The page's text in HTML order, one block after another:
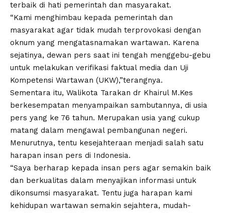
terbaik di hati pemerintah dan masyarakat.
“Kami menghimbau kepada pemerintah dan
masyarakat agar tidak mudah terprovokasi dengan
oknum yang mengatasnamakan wartawan. Karena
sejatinya, dewan pers saat ini tengah menggebu-gebu
untuk melakukan verifikasi faktual media dan Uji
Kompetensi Wartawan (UKW),”terangnya.
Sementara itu, Walikota Tarakan dr Khairul M.Kes
berkesempatan menyampaikan sambutannya, di usia
pers yang ke 76 tahun. Merupakan usia yang cukup
matang dalam mengawal pembangunan negeri.
Menurutnya, tentu kesejahteraan menjadi salah satu
harapan insan pers di Indonesia.
“Saya berharap kepada insan pers agar semakin baik
dan berkualitas dalam menyajikan informasi untuk
dikonsumsi masyarakat. Tentu juga harapan kami
kehidupan wartawan semakin sejahtera, mudah-